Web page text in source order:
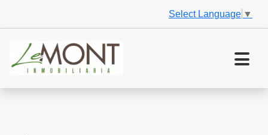
Select Language ▼